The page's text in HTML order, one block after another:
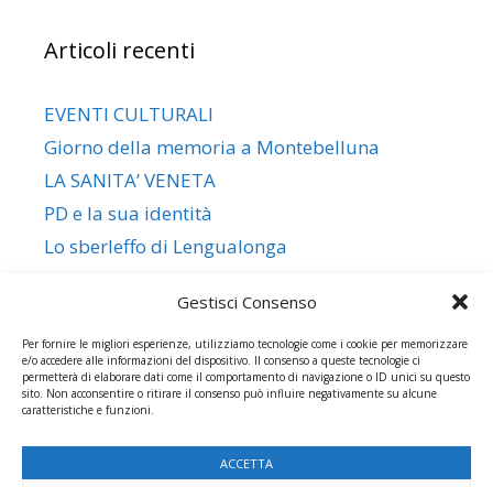
Gestisci Consenso
Per fornire le migliori esperienze, utilizziamo tecnologie come i cookie per memorizzare
e/o accedere alle informazioni del dispositivo. Il consenso a queste tecnologie ci
permetterà di elaborare dati come il comportamento di navigazione o ID unici su questo
sito. Non acconsentire o ritirare il consenso può influire negativamente su alcune
caratteristiche e funzioni.
ACCETTA
Articoli recenti
EVENTI CULTURALI
Giorno della memoria a Montebelluna
LA SANITA’ VENETA
PD e la sua identità
Lo sberleffo di Lengualonga
Commenti recenti